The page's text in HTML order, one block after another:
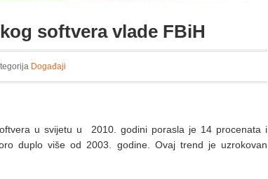
softvera vlade FBiH
Događaji
u svijetu u 2010. godini porasla je 14 procenata i
duplo više od 2003. godine. Ovaj trend je uzrokovan